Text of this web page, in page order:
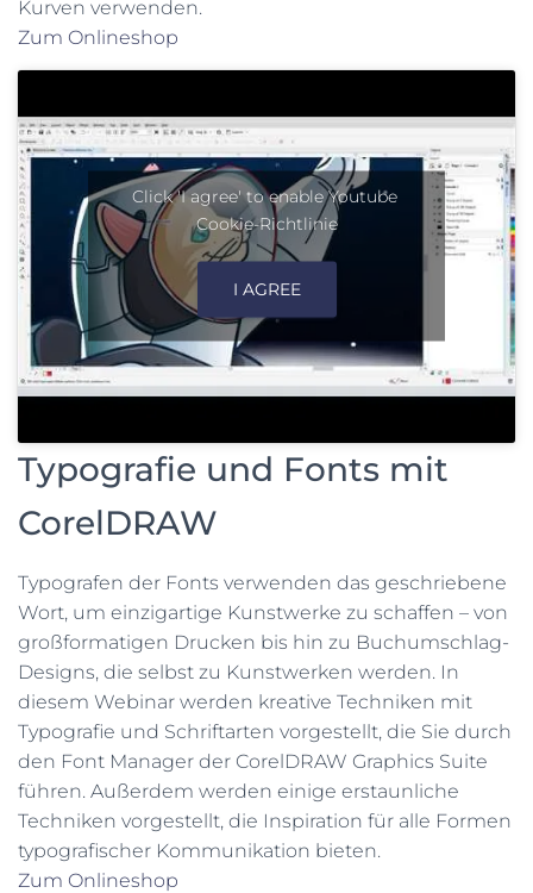
Kurven verwenden.
Zum Onlineshop
Click 'I agree' to enable Youtube
Cookie-Richtlinie
I AGREE
Typografie und Fonts mit
CorelDRAW
Typografen der Fonts verwenden das geschriebene
Wort, um einzigartige Kunstwerke zu schaffen – von
großformatigen Drucken bis hin zu Buchumschlag-
Designs, die selbst zu Kunstwerken werden. In
diesem Webinar werden kreative Techniken mit
Typografie und Schriftarten vorgestellt, die Sie durch
den Font Manager der CorelDRAW Graphics Suite
führen. Außerdem werden einige erstaunliche
Techniken vorgestellt, die Inspiration für alle Formen
typografischer Kommunikation bieten.
Zum Onlineshop